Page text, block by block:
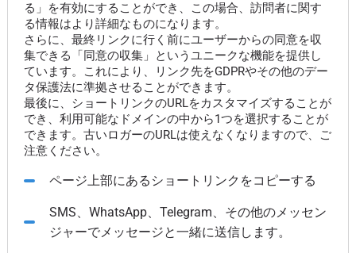
る」を有効にすることができ、この場合、訪問者に関す
る情報はより詳細なものになります。
さらに、最終リンクに行く前にユーザーからの同意を収
集できる「同意の収集」というユニークな機能を提供し
ています。これにより、リンク先をGDPRやその他のデー
タ保護法に準拠させることができます。
最後に、ショートリンクのURLをカスタマイズすることが
でき、利用可能なドメインの中から1つを選択することが
できます。古いロガーのURLは使えなくなりますので、ご
注意ください。
ページ上部にあるショートリンクをコピーする
SMS、WhatsApp、Telegram、その他のメッセン
ジャーでメッセージと一緒に送信します。